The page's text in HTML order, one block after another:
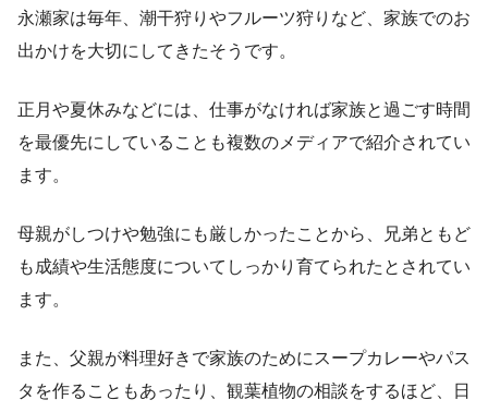
永瀬家は毎年、潮干狩りやフルーツ狩りなど、家族でのお
出かけを大切にしてきたそうです。
正月や夏休みなどには、仕事がなければ家族と過ごす時間
を最優先にしていることも複数のメディアで紹介されてい
ます。
母親がしつけや勉強にも厳しかったことから、兄弟ともど
も成績や生活態度についてしっかり育てられたとされてい
ます。
また、父親が料理好きで家族のためにスープカレーやパス
タを作ることもあったり、観葉植物の相談をするほど、日